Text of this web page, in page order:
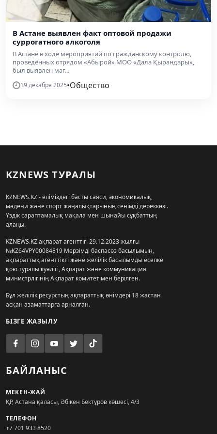
В Астане выявлен факт оптовой продажи
суррогатного алкоголя
В Астане в ходе мероприятий по гражданскому контролю,
проведённых отрядом «Абырой» МОО «Дала Қырандары»,
был выявлен маг...
19 декабря 2025•Общество
KZNEWS ТУРАЛЫ
KZNEWS.KZ - еліміздегі басты саяси, экономикалық,
мәдени және спорт жаңалықтарының сенімді дереккөзі.
Үздік сараптамалық мақала мен шынайы сұқбаттың
алаңы.
KZNEWS.KZ ақпарат агенттігі 29.12.2023 жылғы
№KZ64VPY00084819 Мерзімді баспасөз басылымын,
ақпараттық агенттікті және желілік басылымды есепке
қою туралы куәлігі, Ақпарат және коммуникация
министрлігінің Ақпарат комитетімен берілген.
Бұл желілік ресурстың ақпараттық өнімдері 18 жастан
асқан азаматтарға арналған.
БІЗГЕ ЖАЗЫЛУ
БАЙЛАНЫС
МЕКЕН-ЖАЙ
ҚР, Астана қаласы, Әбікен Бектұров көшесі, 4/3
ТЕЛЕФОН
+7 701 933 8520